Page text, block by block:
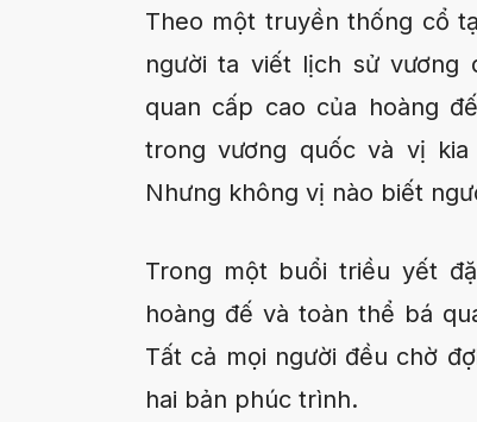
Theo một truyền thống cổ
người ta viết lịch sử vương
quan cấp cao của hoàng
trong vương quốc và vị
Nhưng không vị nào biết
Trong một buổi triều yết
hoàng đế và toàn thể bá
Tất cả mọi người đều chờ
hai bản phúc trình.